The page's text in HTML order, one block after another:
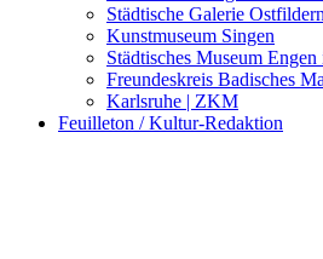
Städtische Galerie Ostfildern
Kunstmuseum Singen
Städtisches Museum
Freundeskreis Badisches
Karlsruhe | ZKM
Feuilleton / Kultur-Redaktion